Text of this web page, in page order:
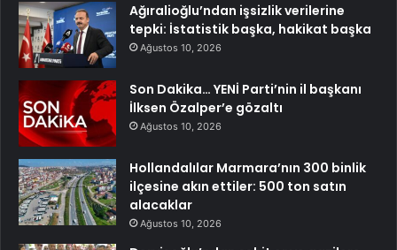
Ağıralioğlu’ndan işsizlik verilerine
tepki: İstatistik başka, hakikat başka
Ağustos 10, 2026
Son Dakika… YENİ Parti’nin il başkanı
İlksen Özalper’e gözaltı
Ağustos 10, 2026
Hollandalılar Marmara’nın 300 binlik
ilçesine akın ettiler: 500 ton satın
alacaklar
Ağustos 10, 2026